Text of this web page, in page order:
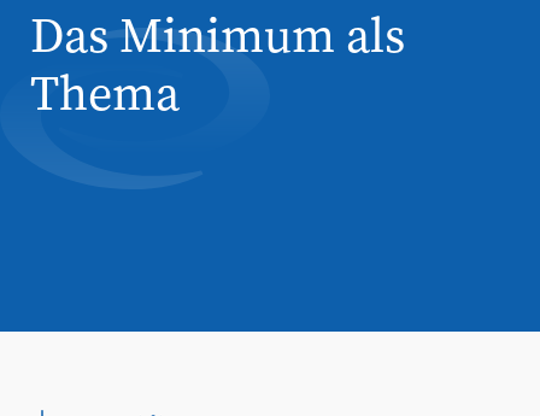
Das Minimum als
Thema